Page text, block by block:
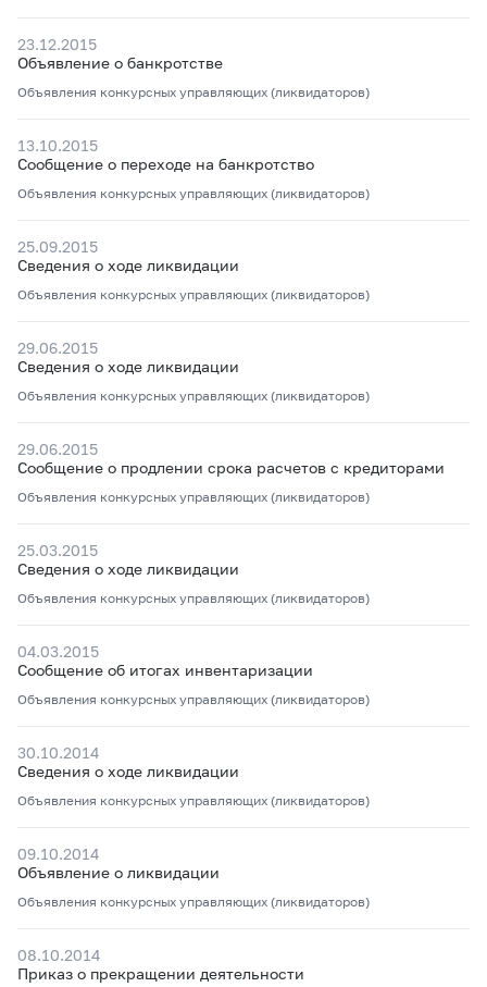
23.12.2015
Объявление о банкротстве
Объявления конкурсных управляющих (ликвидаторов)
13.10.2015
Сообщение о переходе на банкротство
Объявления конкурсных управляющих (ликвидаторов)
25.09.2015
Сведения о ходе ликвидации
Объявления конкурсных управляющих (ликвидаторов)
29.06.2015
Сведения о ходе ликвидации
Объявления конкурсных управляющих (ликвидаторов)
29.06.2015
Сообщение о продлении срока расчетов с кредиторами
Объявления конкурсных управляющих (ликвидаторов)
25.03.2015
Сведения о ходе ликвидации
Объявления конкурсных управляющих (ликвидаторов)
04.03.2015
Сообщение об итогах инвентаризации
Объявления конкурсных управляющих (ликвидаторов)
30.10.2014
Сведения о ходе ликвидации
Объявления конкурсных управляющих (ликвидаторов)
09.10.2014
Объявление о ликвидации
Объявления конкурсных управляющих (ликвидаторов)
08.10.2014
Приказ о прекращении деятельности